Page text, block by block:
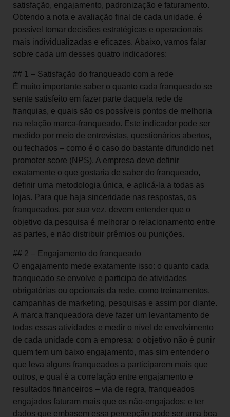
satisfação, engajamento, padronização e faturamento.
Obtendo a nota e avaliação final de cada unidade, é
possível tomar decisões estratégicas e operacionais
mais individualizadas e eficazes. Abaixo, vamos falar
sobre cada um desses quatro indicadores:
## 1 – Satisfação do franqueado com a rede
É muito importante saber o quanto cada franqueado se
sente satisfeito em fazer parte daquela rede de
franquias, e quais são os possíveis pontos de melhoria
na relação marca-franqueado. Este indicador pode ser
medido por meio de entrevistas, questionários abertos,
ou fechados – como é o caso do bastante difundido net
promoter score (NPS). A empresa deve definir
exatamente o que gostaria de saber do franqueado,
definir uma metodologia única, e aplicá-la a todas as
lojas. Para que haja sinceridade nas respostas, os
franqueados, por sua vez, devem entender que o
objetivo da pesquisa é melhorar o relacionamento entre
as partes, e não distribuir prêmios ou punições.
## 2 – Engajamento do franqueado
O engajamento mede exatamente isso: o quanto cada
franqueado se envolve e participa de atividades
obrigatórias ou opcionais da rede, como treinamentos,
campanhas de marketing, pesquisas e assim por diante.
A marca franqueadora deve fazer um levantamento de
todas essas atividades e medir o nível de envolvimento
de cada unidade com a empresa: o objetivo não é punir
quem tem um baixo engajamento, mas sim entender o
que leva alguns franqueados a participarem mais que
outros, e qual é a correlação entre engajamento e
resultados financeiros – via de regra, franqueados
engajados faturam mais que os não-engajados; e ter
dados que embasem essa percepção pode ser uma boa